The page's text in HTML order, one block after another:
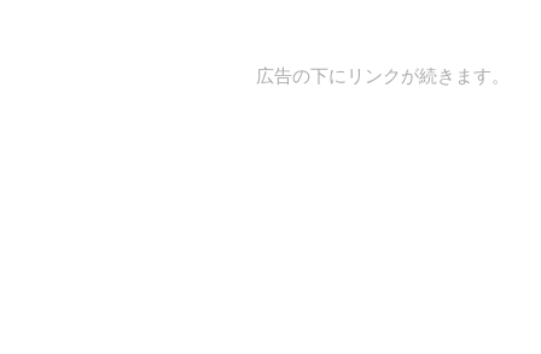
広告の下にリンクが続きます。